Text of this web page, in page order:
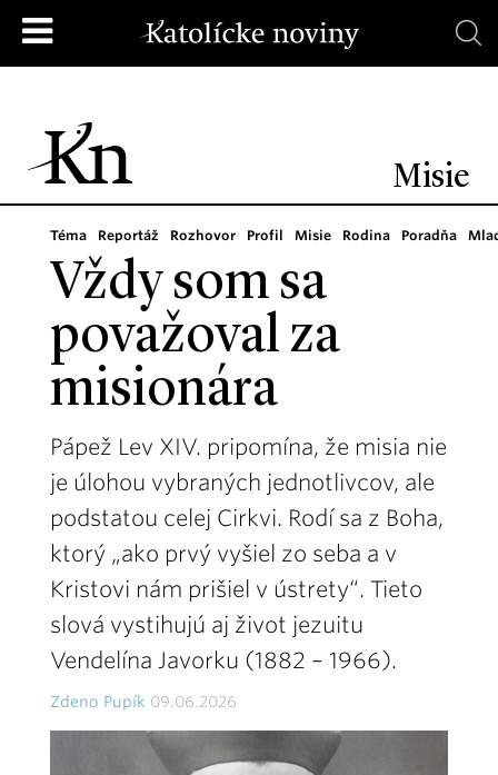
Misie
Téma Reportáž Rozhovor Profil Misie Rodina Poradňa
Vždy som sa
považoval za
misionára
Pápež Lev XIV. pripomína, že misia nie
je úlohou vybraných jednotlivcov, ale
podstatou celej Cirkvi. Rodí sa z Boha,
ktorý „ako prvý vyšiel zo seba a v
Kristovi nám prišiel v ústrety“. Tieto
slová vystihujú aj život jezuitu
Vendelína Javorku (1882 – 1966).
Zdeno Pupík 09.06.2026